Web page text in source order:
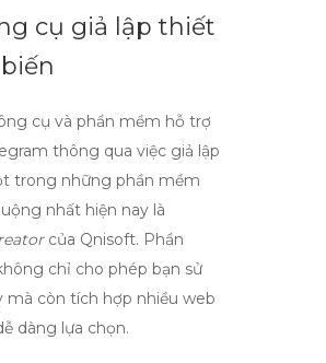
cụ giả lập thiết
cụ và phần mềm hỗ trợ
thông qua việc giả lập
trong những phần mềm
nhất hiện nay là
của Qnisoft. Phần
chỉ cho phép bạn sử
mà còn tích hợp nhiều web
dàng lựa chọn.